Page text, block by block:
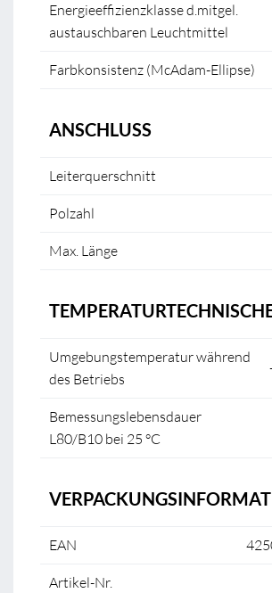
Energieeffizienzklasse d.mitgel.
austauschbaren Leuchtmittel
Farbkonsistenz (McAdam-Ellipse)
ANSCHLUSS
Leiterquerschnitt
Polzahl
Max. Länge
Umgebungstemperatur während
des Betriebs
Bemessungslebensdauer
L80/B10 bei 25 °C
EAN
Artikel-Nr.